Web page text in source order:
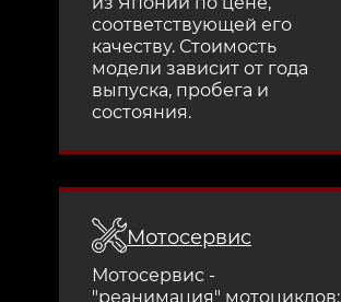
соответствующей его
качеству. Стоимость
модели зависит от года
выпуска, пробега и
состояния.
Мотосервис
Мотосервис -
"реанимация" мотоциклов: